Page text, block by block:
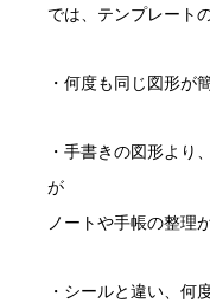
では、テンプレート
・何度も同じ図形が
・手書きの図形より
が
ノートや手帳の整理
・シールと違い、何